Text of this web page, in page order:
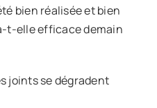
bien réalisée et bien
t-elle efficace demain
joints se dégradent